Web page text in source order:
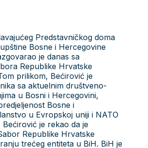
Predstavničkog doma
Bosne i Hercegovine
je danas sa
Republike Hrvatske
prilikom, Bećirović je
sa aktuelnim društveno-
u Bosni i Hercegovini,
Bosne i
u Evropskoj uniji i NATO
je rekao da je
Republike Hrvatske
trećeg entiteta u BiH. BiH je